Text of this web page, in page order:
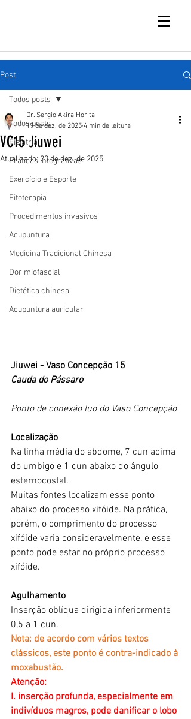
Post
Todos posts
Fisiatria
Práticas integrativas
Exercício e Esporte
Fitoterapia
Procedimentos invasivos
Acupuntura
Medicina Tradicional Chinesa
Dor miofascial
Dietética chinesa
Acupuntura auricular
Todos posts
VC15 Jiuwei
Dr. Sergio Akira Horita
19 de dez. de 2025 4 min de leitura
Atualizado: 20 de dez. de 2025
Jiuwei - Vaso Concepção 15
Cauda do Pássaro
Ponto de conexão luo do Vaso Concepção
Localização
Na linha média do abdome, 7 cun acima
do umbigo e 1 cun abaixo do ângulo
esternocostal.
Muitas fontes localizam esse ponto
abaixo do processo xifóide. Na prática,
porém, o comprimento do processo
xifóide varia consideravelmente, e esse
ponto pode estar no próprio processo
xifóide.
Agulhamento
Inserção oblíqua dirigida inferiormente
0,5 a 1 cun.
Nota: de acordo com vários textos
clássicos, este ponto é contra-indicado à
moxabustão.
Atenção:
I. inserção profunda, especialmente em
indivíduos magros, pode danificar o lobo